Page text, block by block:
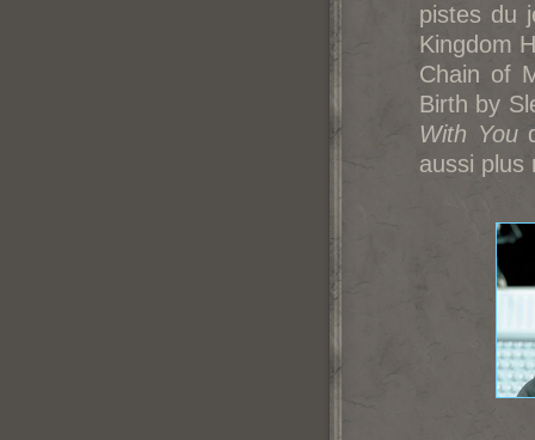
pistes du
Kingdom
Chain of
Birth by
With You
aussi